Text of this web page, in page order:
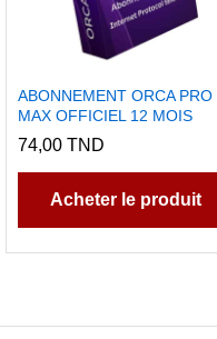
ABONNEMENT ORCA PRO
MAX OFFICIEL 12 MOIS
74,00 TND
Acheter le produit